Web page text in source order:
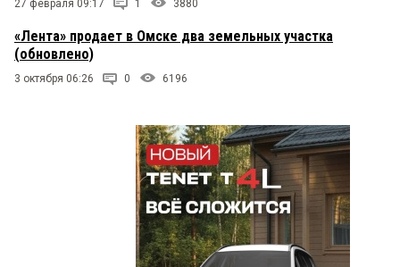
27 февраля 09:17 1 3880
«Лента» продает в Омске два земельных участка
(обновлено)
3 октября 06:26 0 6196